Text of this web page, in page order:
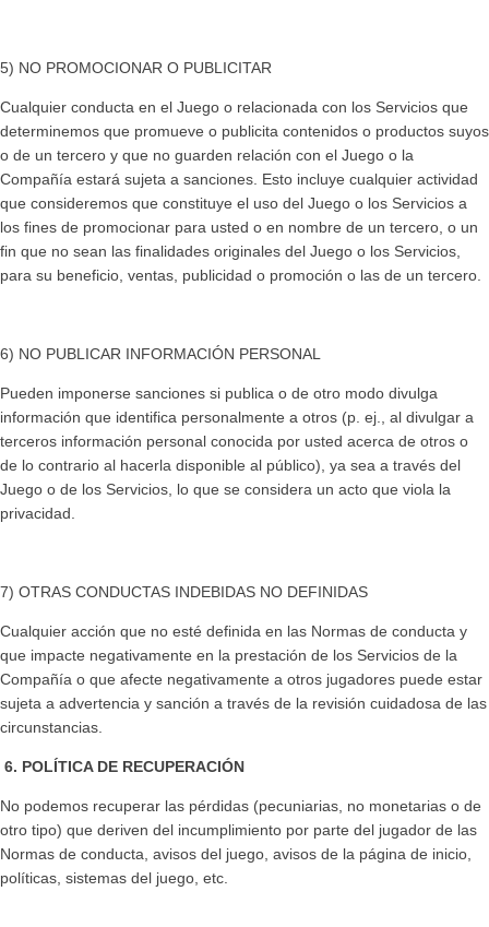
5) NO PROMOCIONAR O PUBLICITAR
Cualquier conducta en el Juego o relacionada con los Servicios que
determinemos que promueve o publicita contenidos o productos suyos
o de un tercero y que no guarden relación con el Juego o la
Compañía estará sujeta a sanciones. Esto incluye cualquier actividad
que consideremos que constituye el uso del Juego o los Servicios a
los fines de promocionar para usted o en nombre de un tercero, o un
fin que no sean las finalidades originales del Juego o los Servicios,
para su beneficio, ventas, publicidad o promoción o las de un tercero.
6) NO PUBLICAR INFORMACIÓN PERSONAL
Pueden imponerse sanciones si publica o de otro modo divulga
información que identifica personalmente a otros (p. ej., al divulgar a
terceros información personal conocida por usted acerca de otros o
de lo contrario al hacerla disponible al público), ya sea a través del
Juego o de los Servicios, lo que se considera un acto que viola la
privacidad.
7) OTRAS CONDUCTAS INDEBIDAS NO DEFINIDAS
Cualquier acción que no esté definida en las Normas de conducta y
que impacte negativamente en la prestación de los Servicios de la
Compañía o que afecte negativamente a otros jugadores puede estar
sujeta a advertencia y sanción a través de la revisión cuidadosa de las
circunstancias.
6. POLÍTICA DE RECUPERACIÓN
No podemos recuperar las pérdidas (pecuniarias, no monetarias o de
otro tipo) que deriven del incumplimiento por parte del jugador de las
Normas de conducta, avisos del juego, avisos de la página de inicio,
políticas, sistemas del juego, etc.